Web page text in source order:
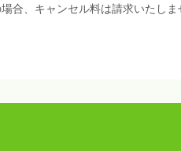
合、キャンセル料は請求いたしま